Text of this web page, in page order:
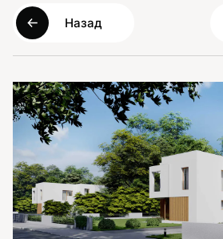
Назад